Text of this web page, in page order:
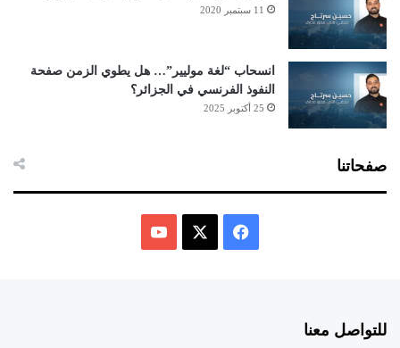
11 سبتمبر 2020
انسحاب “لغة موليير”… هل يطوي الزمن صفحة
النفوذ الفرنسي في الجزائر؟
25 أكتوبر 2025
صفحاتنا
للتواصل معنا